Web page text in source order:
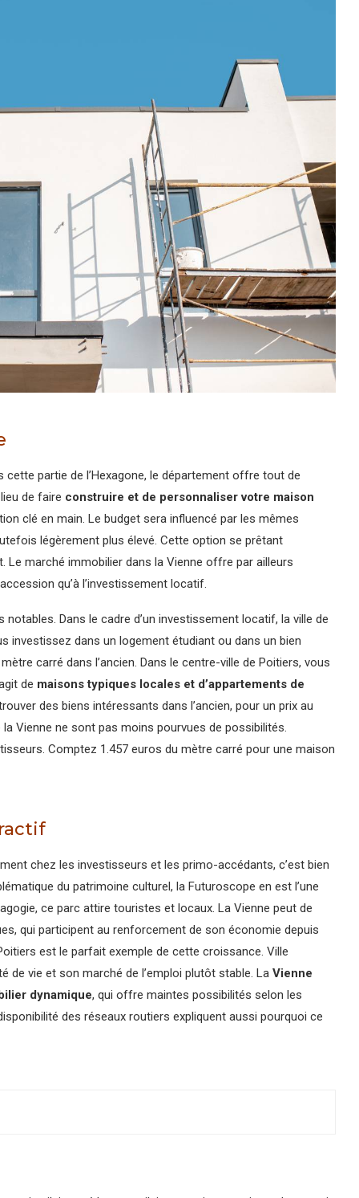
partie de l’Hexagone, le département offre tout de
de faire construire et de personnaliser votre maison
clé en main. Le budget sera influencé par les mêmes
légèrement plus élevé. Cette option se prêtant
Le marché immobilier dans la Vienne offre par ailleurs
qu’à l’investissement locatif.
Dans le cadre d’un investissement locatif, la ville de
investissez dans un logement étudiant ou dans un bien
carré dans l’ancien. Dans le centre-ville de Poitiers, vous
de maisons typiques locales et d’appartements de
des biens intéressants dans l’ancien, pour un prix au
Vienne ne sont pas moins pourvues de possibilités.
Comptez 1.457 euros du mètre carré pour une maison
chez les investisseurs et les primo-accédants, c’est bien
du patrimoine culturel, la Futuroscope en est l’une
ce parc attire touristes et locaux. La Vienne peut de
qui participent au renforcement de son économie depuis
est le parfait exemple de cette croissance. Ville
de vie et son marché de l’emploi plutôt stable. La Vienne
dynamique, qui offre maintes possibilités selon les
des réseaux routiers expliquent aussi pourquoi ce